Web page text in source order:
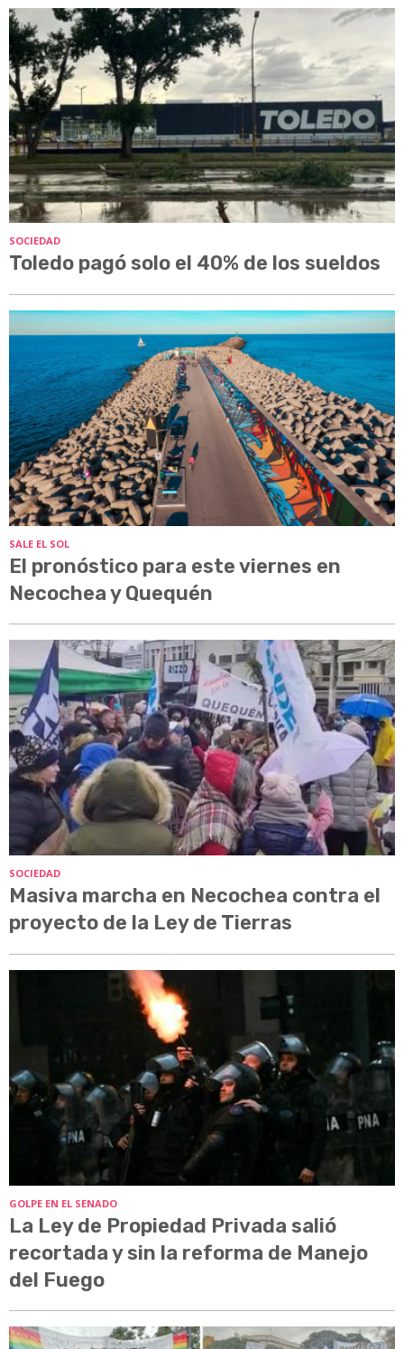
SOCIEDAD
Toledo pagó solo el 40% de los sueldos
SALE EL SOL
El pronóstico para este viernes en
Necochea y Quequén
SOCIEDAD
Masiva marcha en Necochea contra el
proyecto de la Ley de Tierras
GOLPE EN EL SENADO
La Ley de Propiedad Privada salió
recortada y sin la reforma de Manejo
del Fuego